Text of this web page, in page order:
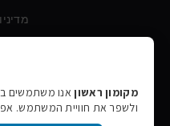
טלפון:
מקומון ראשוןאנו משתמשים
ולשפר את חוויית המשתמש.